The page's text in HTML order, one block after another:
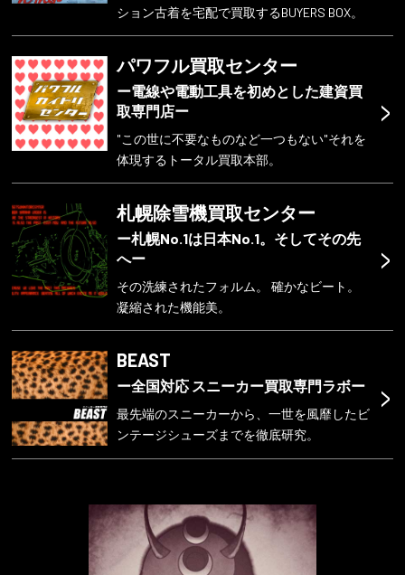
ション古着を宅配で買取するBUYERS BOX。
>
パワフル買取センター
ー電線や電動工具を初めとした建資買
取専門店ー
"この世に不要なものなど一つもない"それを
体現するトータル買取本部。
>
札幌除雪機買取センター
ー札幌No.1は日本No.1。そしてその先
へー
その洗練されたフォルム。 確かなビート。
凝縮された機能美。
>
BEAST
ー全国対応 スニーカー買取専門ラボー
最先端のスニーカーから、一世を風靡したビ
ンテージシューズまでを徹底研究。